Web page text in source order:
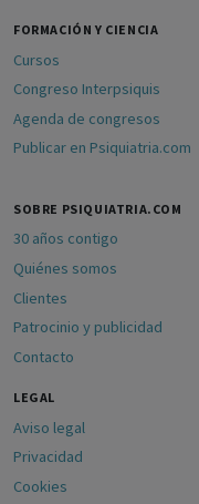
FORMACIÓN Y CIENCIA
Cursos
Congreso Interpsiquis
Agenda de congresos
Publicar en Psiquiatria.com
SOBRE PSIQUIATRIA.COM
30 años contigo
Quiénes somos
Clientes
Patrocinio y publicidad
Contacto
LEGAL
Aviso legal
Privacidad
Cookies